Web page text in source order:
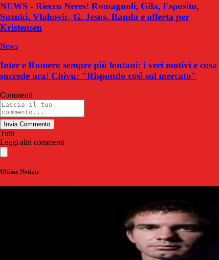
NEWS - Riecco Neres! Romagnoli, Gila, Esposito,
Suzuki, Vlahovic, G. Jesus, Banda e offerta per
Kristensen
News
Inter e Romero sempre più lontani: i veri motivi e cosa
succede ora! Chivu: "Rispondo così sul mercato"
Commenti
Invia Commento
Tutti
Leggi altri commenti
Ultime Notizie